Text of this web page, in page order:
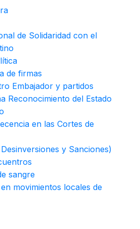
de Solidaridad con el
de firmas
Embajador y partidos
Reconocimiento del Estado
en las Cortes de
y Sanciones)
sangre
movimientos locales de